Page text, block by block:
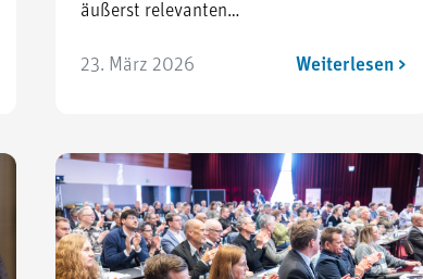
äußerst relevanten…
23. März 2026 Weiterlesen >